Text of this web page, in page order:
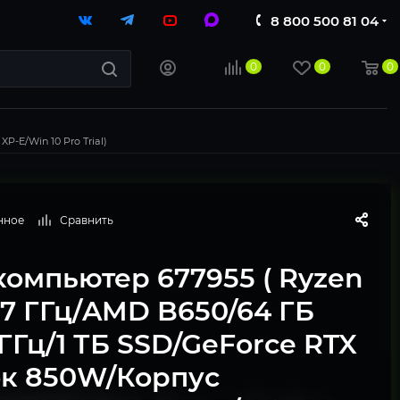
8 800 500 81 04
0 0 0
E/Win 10 Pro Trial)
Сравнить
677955 ( Ryzen
ГГц/AMD B650/64 ГБ
1 ТБ SSD/GeForce RTX
850W/Корпус